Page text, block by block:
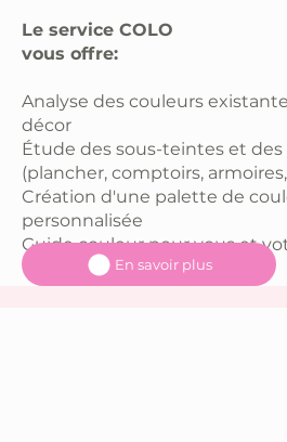
Le service COLO
vous offre:
Analyse des couleurs
décor
Étude des sous-teintes et
(plancher, comptoirs,
Création d'une palette de
personnalisée
Guide couleur pour vous et
En savoir plus